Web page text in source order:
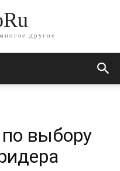
другое
выбору